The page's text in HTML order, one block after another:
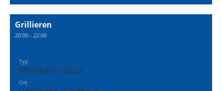
Grillieren
20:00 - 22:00
Typ
Mitglieder-Anlass
Ort